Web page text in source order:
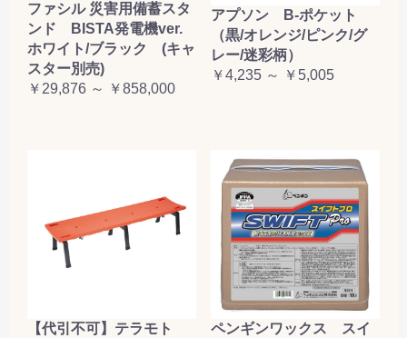
ファシル 災害用備蓄スタ
ンド BISTA発電機ver.
ホワイト/ブラック (キャ
スター別売)
￥29,876 ～ ￥858,000
アプソン B-ポケット
（黒/オレンジ/ピンク/グ
レー/迷彩柄）
￥4,235 ～ ￥5,005
【代引不可】テラモト
ペンギンワックス スイ